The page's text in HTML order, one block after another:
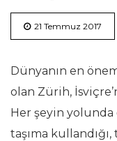
21 Temmuz 2017
Dünyanın en
olan Zürih,
Her şeyin
taşıma